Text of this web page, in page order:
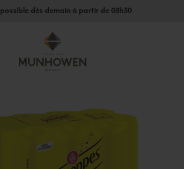
possible dès demain à partir de 08h30